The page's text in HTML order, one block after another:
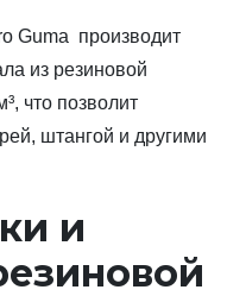
Guma производит
из резиновой
что позволит
штангой и другими
и